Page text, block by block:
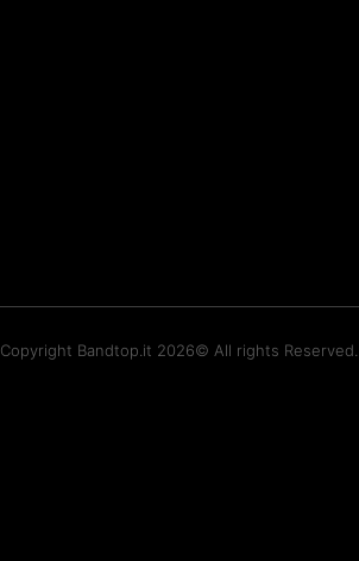
Copyright Bandtop.it 2026© All rights Reserved.